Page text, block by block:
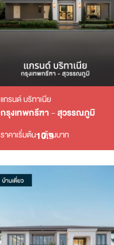
แกรนด์ บริทาเนีย
กรุงเทพกรีฑา - สุวรรณภูมิ
ราคาเริ่มต้น10.9
ล้านบาท